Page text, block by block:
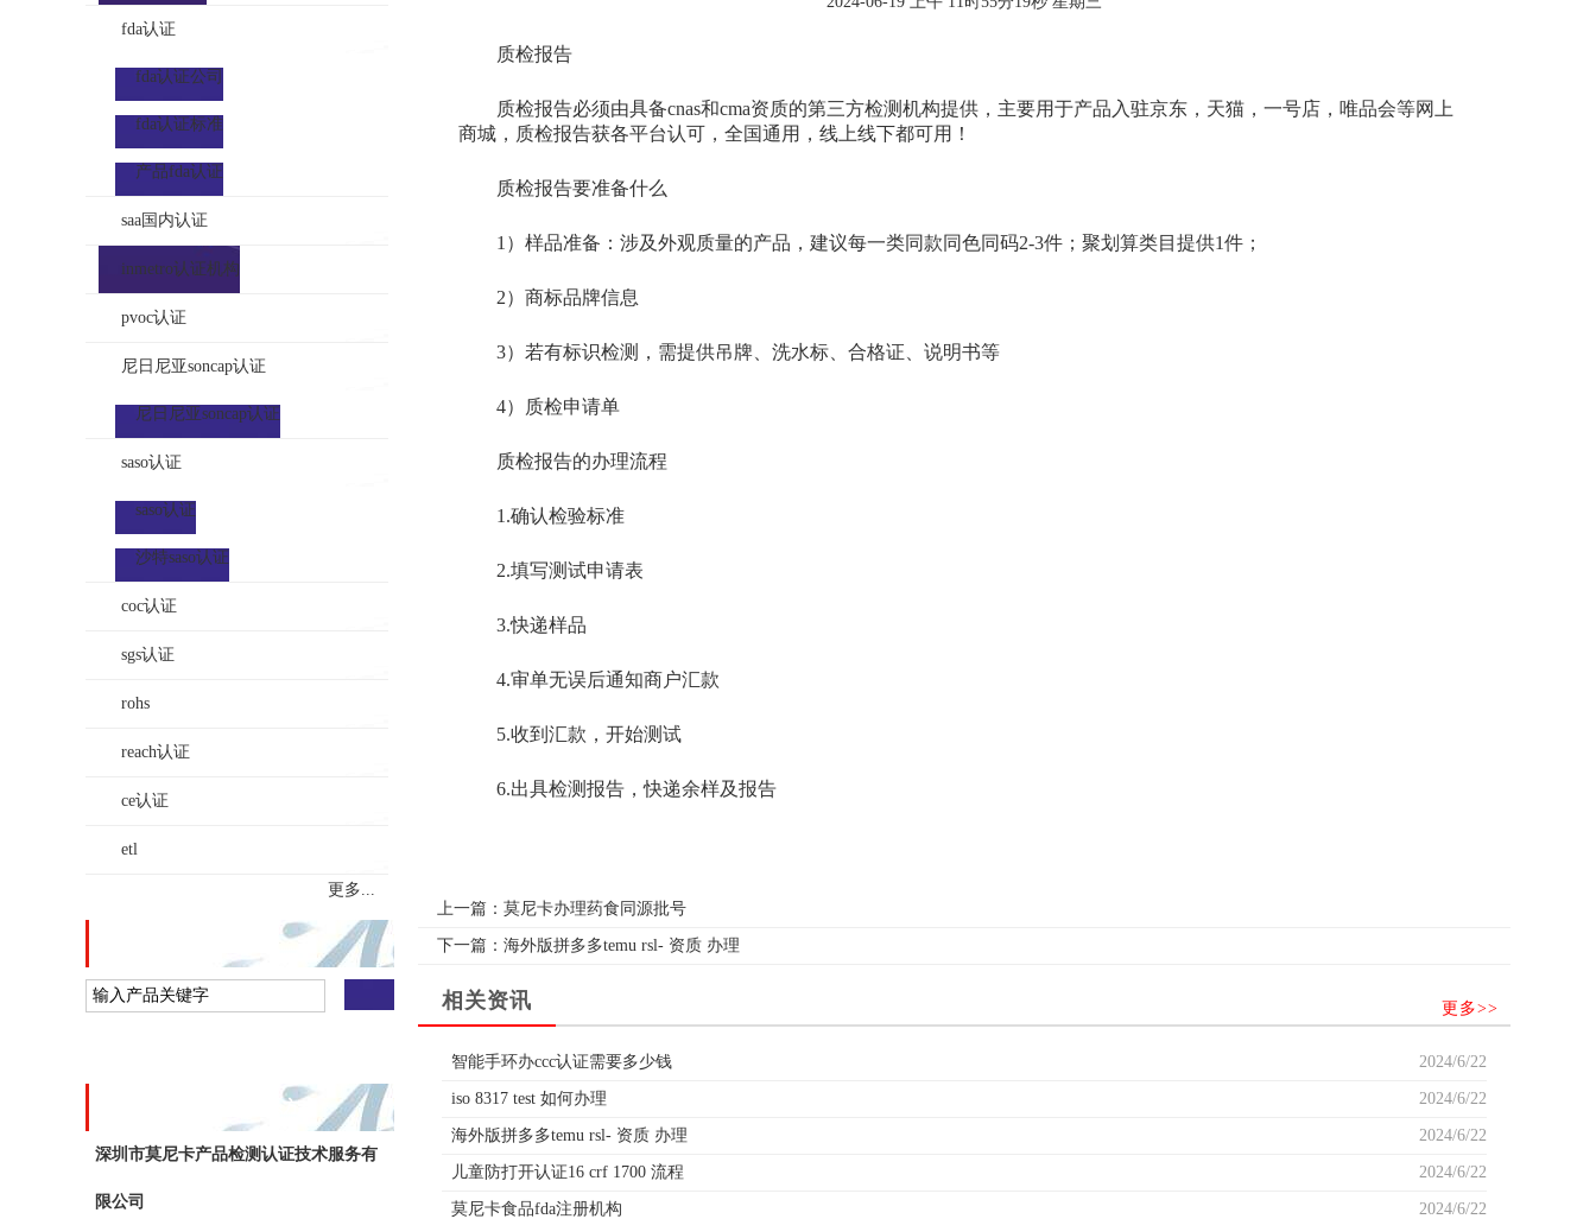
质检报告
质检报告必须由具备cnas和cma资质的第三方检测机构提供，主要用于产品入驻京东，天猫，一号店，唯品会等网上
商城，质检报告获各平台认可，全国通用，线上线下都可用！
质检报告要准备什么
1）样品准备：涉及外观质量的产品，建议每一类同款同色同码2-3件；聚划算类目提供1件；
2）商标品牌信息
3）若有标识检测，需提供吊牌、洗水标、合格证、说明书等
4）质检申请单
质检报告的办理流程
1.确认检验标准
2.填写测试申请表
3.快递样品
4.审单无误后通知商户汇款
5.收到汇款，开始测试
6.出具检测报告，快递余样及报告
上一篇： 莫尼卡办理药食同源批号
下一篇： 海外版拼多多temu rsl- 资质 办理
更多>>
相关资讯
智能手环办ccc认证需要多少钱 2024/6/22
iso 8317 test 如何办理 2024/6/22
海外版拼多多temu rsl- 资质 办理 2024/6/22
儿童防打开认证16 crf 1700 流程 2024/6/22
莫尼卡食品fda注册机构 2024/6/22
fda认证
fda认证公司
fda认证标准
产品fda认证
saa国内认证
inmetro认证机构
pvoc认证
尼日尼亚soncap认证
尼日尼亚soncap认证
saso认证
saso认证
沙特saso认证
coc认证
sgs认证
rohs
reach认证
ce认证
etl
更多...
下载和记娱乐的联系方式
深圳市莫尼卡产品检测认证技术服务有
限公司